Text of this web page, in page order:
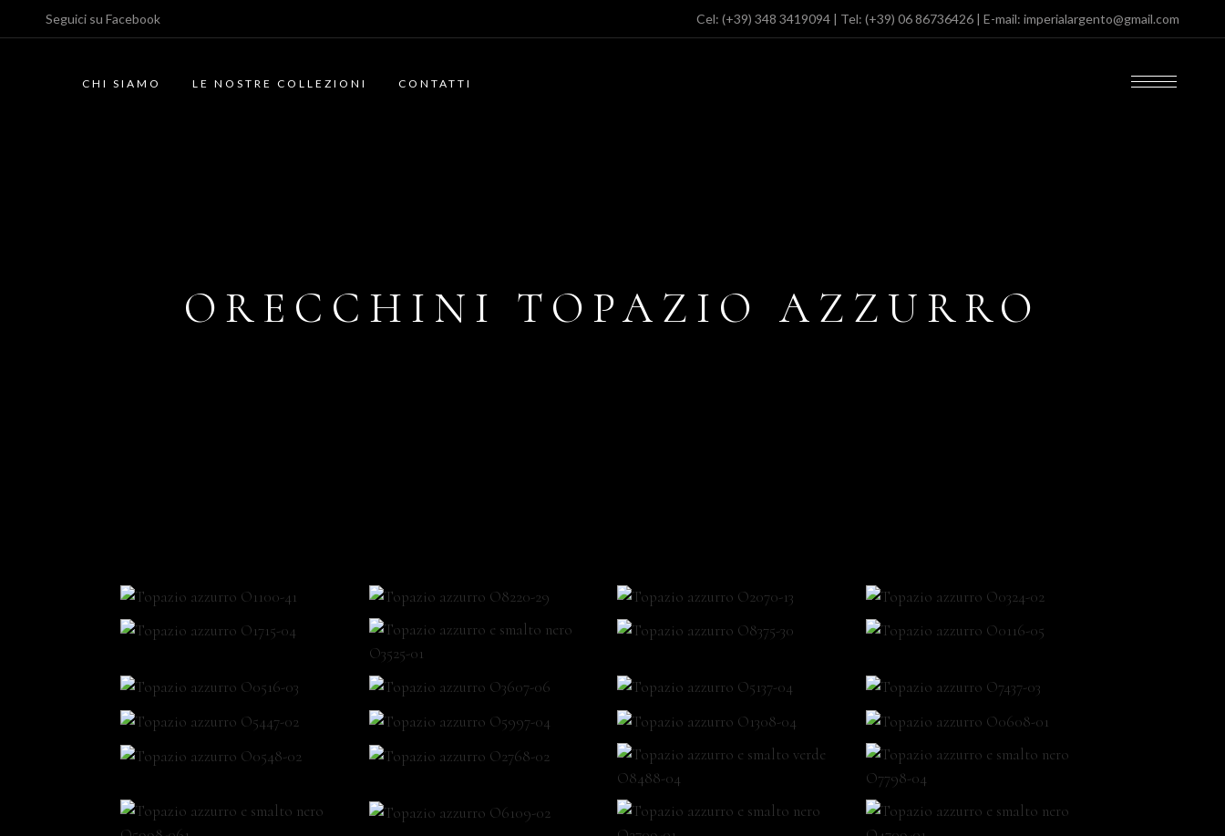
Seguici su Facebook Cel: (+39) 348 3419094 | Tel: (+39) 06 86736426 | E-mail: imperialargento@gmail.com
CHI SIAMO LE NOSTRE COLLEZIONI CONTATTI
ORECCHINI TOPAZIO AZZURRO